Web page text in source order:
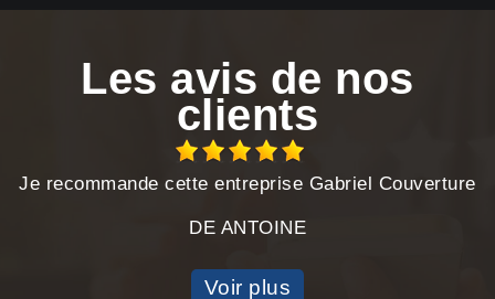
Les avis de nos
clients
Je recommande cette entreprise Gabriel Couverture
DE ANTOINE
Voir plus